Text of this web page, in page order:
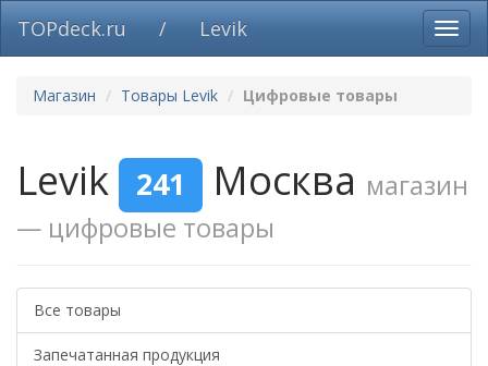
TOPdeck.ru / Levik
Магазин Товары Levik Цифровые товары
Levik 241 Москва магазин
— цифровые товары
Все товары
Запечатанная продукция